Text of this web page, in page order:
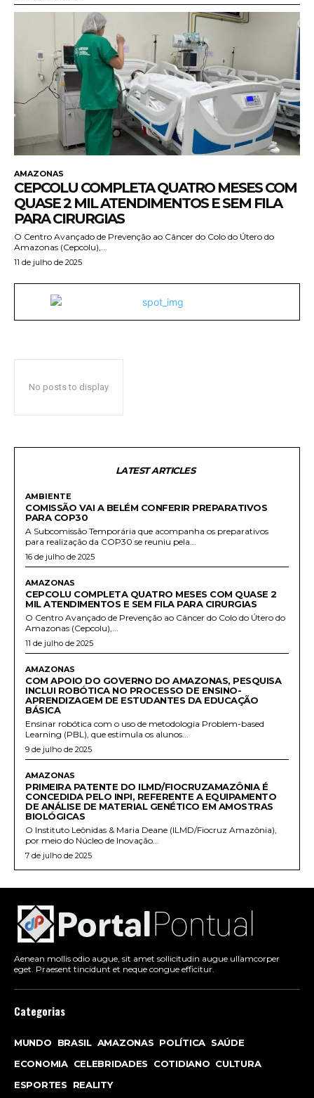
AMAZONAS
CEPCOLU COMPLETA QUATRO MESES COM
QUASE 2 MIL ATENDIMENTOS E SEM FILA
PARA CIRURGIAS
O Centro Avançado de Prevenção ao Câncer do Colo do Útero do
Amazonas (Cepcolu),...
11 de julho de 2025
No posts to display
LATEST ARTICLES
AMBIENTE
COMISSÃO VAI A BELÉM CONFERIR PREPARATIVOS
PARA COP30
A Subcomissão Temporária que acompanha os preparativos
para realização da COP30 se reuniu pela...
16 de julho de 2025
AMAZONAS
CEPCOLU COMPLETA QUATRO MESES COM QUASE 2
MIL ATENDIMENTOS E SEM FILA PARA CIRURGIAS
O Centro Avançado de Prevenção ao Câncer do Colo do Útero do
Amazonas (Cepcolu),...
11 de julho de 2025
AMAZONAS
COM APOIO DO GOVERNO DO AMAZONAS, PESQUISA
INCLUI ROBÓTICA NO PROCESSO DE ENSINO-
APRENDIZAGEM DE ESTUDANTES DA EDUCAÇÃO
BÁSICA
Ensinar robótica com o uso de metodologia Problem-based
Learning (PBL), que estimula os alunos...
9 de julho de 2025
AMAZONAS
PRIMEIRA PATENTE DO ILMD/FIOCRUZAMAZÔNIA É
CONCEDIDA PELO INPI, REFERENTE A EQUIPAMENTO
DE ANÁLISE DE MATERIAL GENÉTICO EM AMOSTRAS
BIOLÓGICAS
O Instituto Leônidas & Maria Deane (ILMD/Fiocruz Amazônia),
por meio do Núcleo de Inovação...
7 de julho de 2025
Aenean mollis odio augue, sit amet sollicitudin augue ullamcorper
eget. Praesent tincidunt et neque congue efficitur.
Categorias
MUNDO BRASIL AMAZONAS POLÍTICA SAÚDE
ECONOMIA CELEBRIDADES COTIDIANO CULTURA
ESPORTES
REALITY